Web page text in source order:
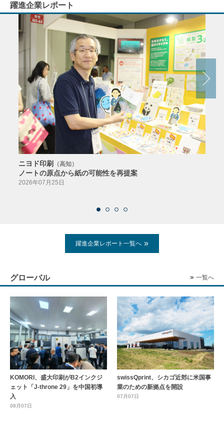
躍進企業レポート
ニヨド印刷 （高知）
ノートの原点から紙の可能性を再提案
2026年07月25日
躍進企業レポート一覧へ
グローバル 一覧へ
KOMORI、盛大印刷がB2インクジ
ェット「J-throne 29」を中国初導
入
08月07日
swissQprint、シカゴ近郊に⽶国事
業のための新拠点を開設
07月07日